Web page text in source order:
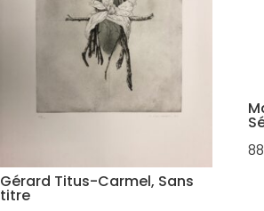
Gérard Titus-Carmel, Sans
titre